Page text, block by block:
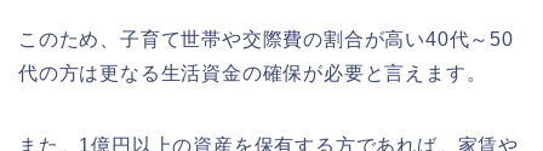
このため、子育て世帯や交際費の割合が高い40代～50
代の方は更なる生活資金の確保が必要と言えます。
また、1億円以上の資産を保有する方であれば、家賃や